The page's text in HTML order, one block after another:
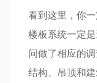
看到这里，你
楼板系统一定
问做了相应的
结构、吊顶和